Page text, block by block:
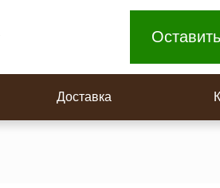
Доставка
Площадки на поворотную